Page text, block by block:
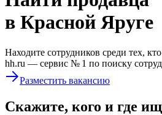
в Красной Яруге
Находите сотрудников среди тех,
hh.ru — сервис № 1 по поиску
Разместить вакансию
Скажите, кого и где